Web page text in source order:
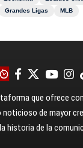
Grandes Ligas MLB
que ofrece
noticioso de mayor
historia de la